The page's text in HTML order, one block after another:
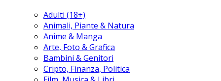
Adulti (18+)
Animali, Piante & Natura
Anime & Manga
Arte, Foto & Grafica
Bambini & Genitori
Cripto, Finanza, Politica